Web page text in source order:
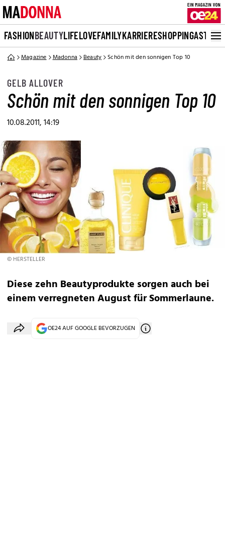
FASHIONBEAUTYLIFELOVEFAMILYKARRIERESHOPPINGASTRO
Magazine Madonna Beauty Schön mit den sonnigen Top 10
GELB ALLOVER
Schön mit den sonnigen Top 10
10.08.2011, 14:19
© HERSTELLER
Diese zehn Beautyprodukte sorgen auch bei
einem verregneten August für Sommerlaune.
OE24 AUF GOOGLE BEVORZUGEN